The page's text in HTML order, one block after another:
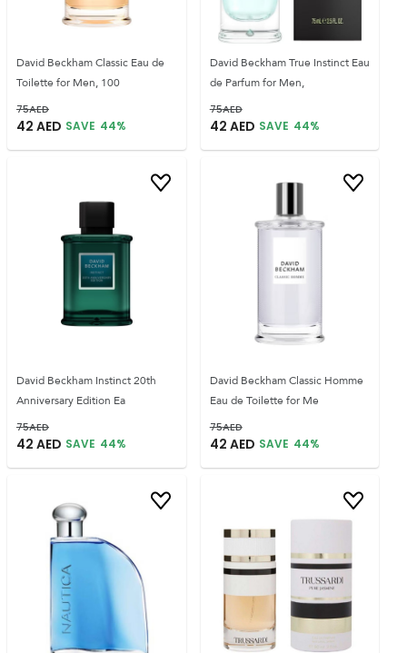
David Beckham Classic Eau de
Toilette for Men, 100
75AED
42 AED SAVE 44%
David Beckham True Instinct Eau
de Parfum for Men,
75AED
42 AED SAVE 44%
David Beckham Instinct 20th
Anniversary Edition Ea
75AED
42 AED SAVE 44%
David Beckham Classic Homme
Eau de Toilette for Me
75AED
42 AED SAVE 44%